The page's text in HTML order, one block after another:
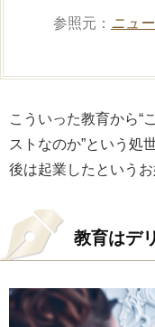
参照元： ニュ
こういった教育から“
ストなのか”という処
後は起業したという
教育はデ